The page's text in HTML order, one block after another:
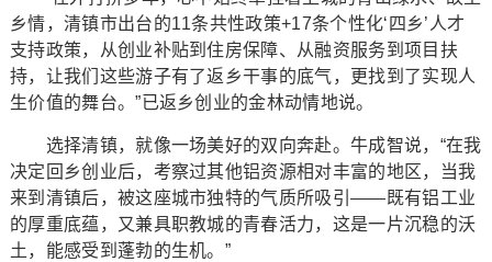
乡情，清镇市出台的11条共性政策+17条个性化‘四乡’人才
支持政策，从创业补贴到住房保障、从融资服务到项目扶
持，让我们这些游子有了返乡干事的底气，更找到了实现人
生价值的舞台。”已返乡创业的金林动情地说。
选择清镇，就像一场美好的双向奔赴。牛成智说，“在我
决定回乡创业后，考察过其他铝资源相对丰富的地区，当我
来到清镇后，被这座城市独特的气质所吸引——既有铝工业
的厚重底蕴，又兼具职教城的青春活力，这是一片沉稳的沃
土，能感受到蓬勃的生机。”